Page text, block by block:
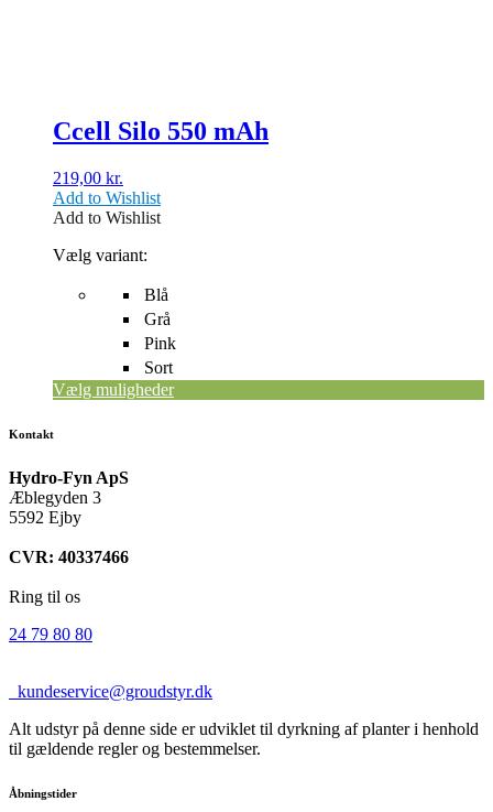
Ccell Silo 550 mAh
219,00 kr.
Blå
Grå
Pink
Sort
Vælg variant:
Vælg muligheder
Add to Wishlist
Add to Wishlist
Kontakt
Hydro-Fyn ApS
Æblegyden 3
5592 Ejby
CVR: 40337466
Ring til os
24 79 80 80
kundeservice@groudstyr.dk
Alt udstyr på denne side er udviklet til dyrkning af planter i henhold
til gældende regler og bestemmelser.
Åbningstider